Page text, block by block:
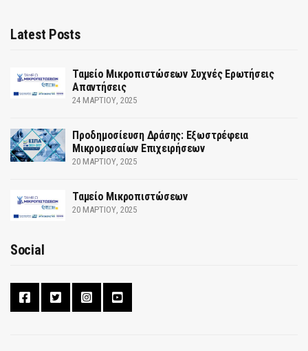
Latest Posts
Ταμείο Μικροπιστώσεων Συχνές Ερωτήσεις
Απαντήσεις
24 ΜΑΡΤΊΟΥ, 2025
Προδημοσίευση Δράσης: Εξωστρέφεια
Μικρομεσαίων Επιχειρήσεων
20 ΜΑΡΤΊΟΥ, 2025
Ταμείο Μικροπιστώσεων
20 ΜΑΡΤΊΟΥ, 2025
Social